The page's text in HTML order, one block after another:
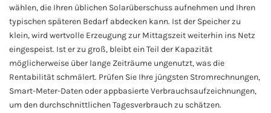
wählen, die Ihren üblichen Solarüberschuss aufnehmen und Ihren
typischen späteren Bedarf abdecken kann. Ist der Speicher zu
klein, wird wertvolle Erzeugung zur Mittagszeit weiterhin ins Netz
eingespeist. Ist er zu groß, bleibt ein Teil der Kapazität
möglicherweise über lange Zeiträume ungenutzt, was die
Rentabilität schmälert. Prüfen Sie Ihre jüngsten Stromrechnungen,
Smart-Meter-Daten oder appbasierte Verbrauchsaufzeichnungen,
um den durchschnittlichen Tagesverbrauch zu schätzen.